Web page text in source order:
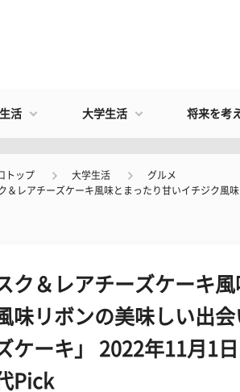
活 大学生活 将来を考
トップ 大学生活
グルメ
＆レアチーズケーキ風味とまったり甘いイチジク
ク＆レアチーズケーキ
味リボンの美味しい出
ケーキ」 2022年11月1
Pick